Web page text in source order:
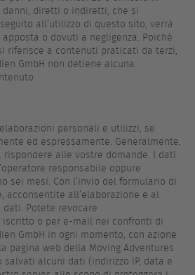
diretti o indiretti, che si
all’utilizzo di questo sito, verrà
o dovuti a negligenza. Poiché
riferisce a contenuti praticati da terzi,
GmbH non detiene alcuna
personali e utilizzi, se
ed espressamente. Generalmente,
alle vostre domande. I dati
responsabile oppure
sei mesi. Con l’invio del formulario di
acconsentite all’elaborazione e al
Potete revocare
iscritto o per e-mail nei confronti di
GmbH in ogni momento, con azione
pagina web della Moving Adventures
salvati alcuni dati (indirizzo IP, data e